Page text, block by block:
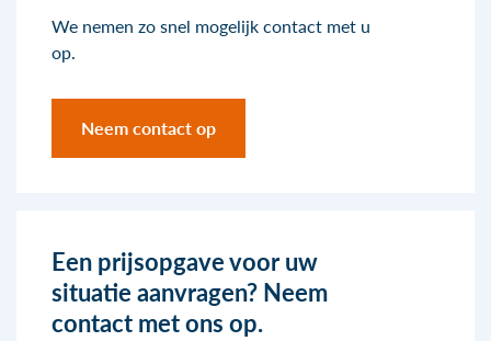
We nemen zo snel mogelijk contact met u
op.
Neem contact op
Een prijsopgave voor uw
situatie aanvragen? Neem
contact met ons op.